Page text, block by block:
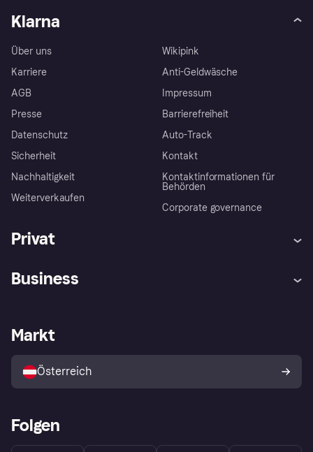
Klarna
Über uns
Karriere
AGB
Presse
Datenschutz
Sicherheit
Nachhaltigkeit
Weiterverkaufen
Wikipink
Anti-Geldwäsche
Impressum
Barrierefreiheit
Auto-Track
Kontakt
Kontaktinformationen für
Behörden
Corporate governance
Privat
Shops entdecken
Business
Händlerportal
Markt
Österreich
Folgen